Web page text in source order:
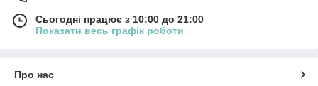
Сьогодні працює з 10:00 до 21:00
Показати весь графік роботи
Про нас